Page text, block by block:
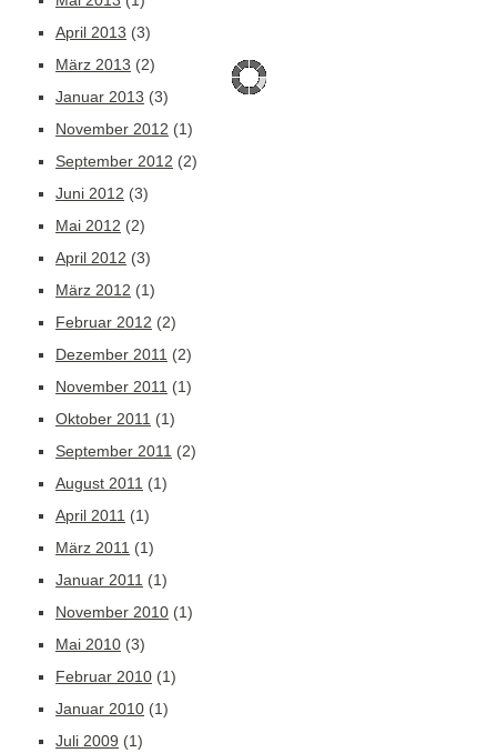
April 2013 (3)
März 2013 (2)
Januar 2013 (3)
November 2012 (1)
September 2012 (2)
Juni 2012 (3)
Mai 2012 (2)
April 2012 (3)
März 2012 (1)
Februar 2012 (2)
Dezember 2011 (2)
November 2011 (1)
Oktober 2011 (1)
September 2011 (2)
August 2011 (1)
April 2011 (1)
März 2011 (1)
Januar 2011 (1)
November 2010 (1)
Mai 2010 (3)
Februar 2010 (1)
Januar 2010 (1)
Juli 2009 (1)